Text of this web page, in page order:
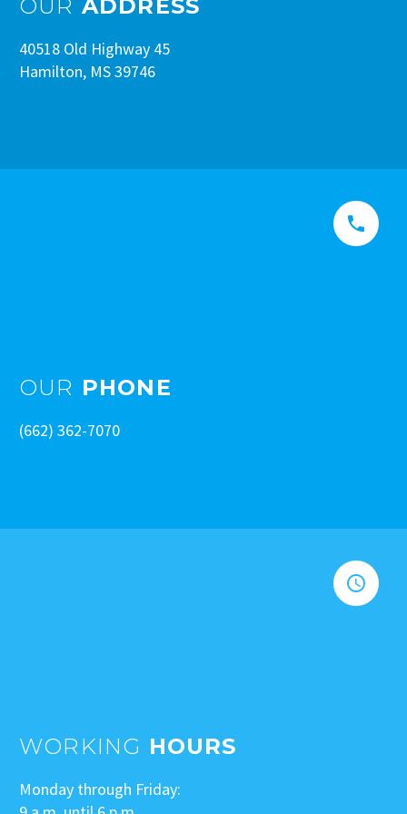
OUR ADDRESS
40518 Old Highway 45
Hamilton, MS 39746


OUR PHONE
(662) 362-7070


WORKING HOURS
Monday through Friday: